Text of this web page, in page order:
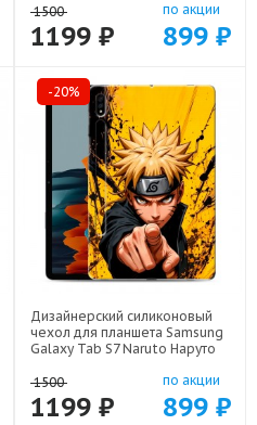
1500
1199 ₽
по акции
899 ₽
-20%
Дизайнерский силиконовый
чехол для планшета Samsung
Galaxy Tab S7 Naruto Наруто
1500
1199 ₽
по акции
899 ₽